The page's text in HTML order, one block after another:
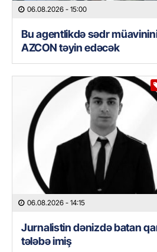
06.08.2026 - 15:00
Bu agentlikdə sədr
AZCON təyin edəcək
06.08.2026 - 14:15
Jurnalistin dənizdə batan
tələbə imiş